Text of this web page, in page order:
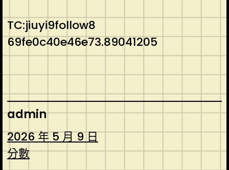
TC:jiuyi9follow8
69fe0c40e46e73.89041205
admin
2026 年 5 月 9 日
分數